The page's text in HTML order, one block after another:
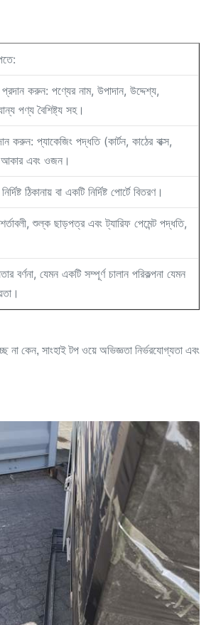
করুন: পণ্যের নাম, উপাদান, উদ্দেশ্য,
পণ্য বৈশিষ্ট্য সহ।
করুন: প্যাকেজিং পদ্ধতি (কার্টন, কাঠের বাক্স,
আকার এবং ওজন।
ঠিকানায় বা একটি নির্দিষ্ট পোর্টে বিতরণ।
শুল্ক ছাড়পত্র এবং ট্যারিফ পেমেন্ট পদ্ধতি,
বর্ণনা, যেমন একটি সম্পূর্ণ চালান পরিকল্পনা যেমন
না কেন, সাংহাই টপ ওয়ে অভিজ্ঞতা নির্ভরযোগ্যতা এবং